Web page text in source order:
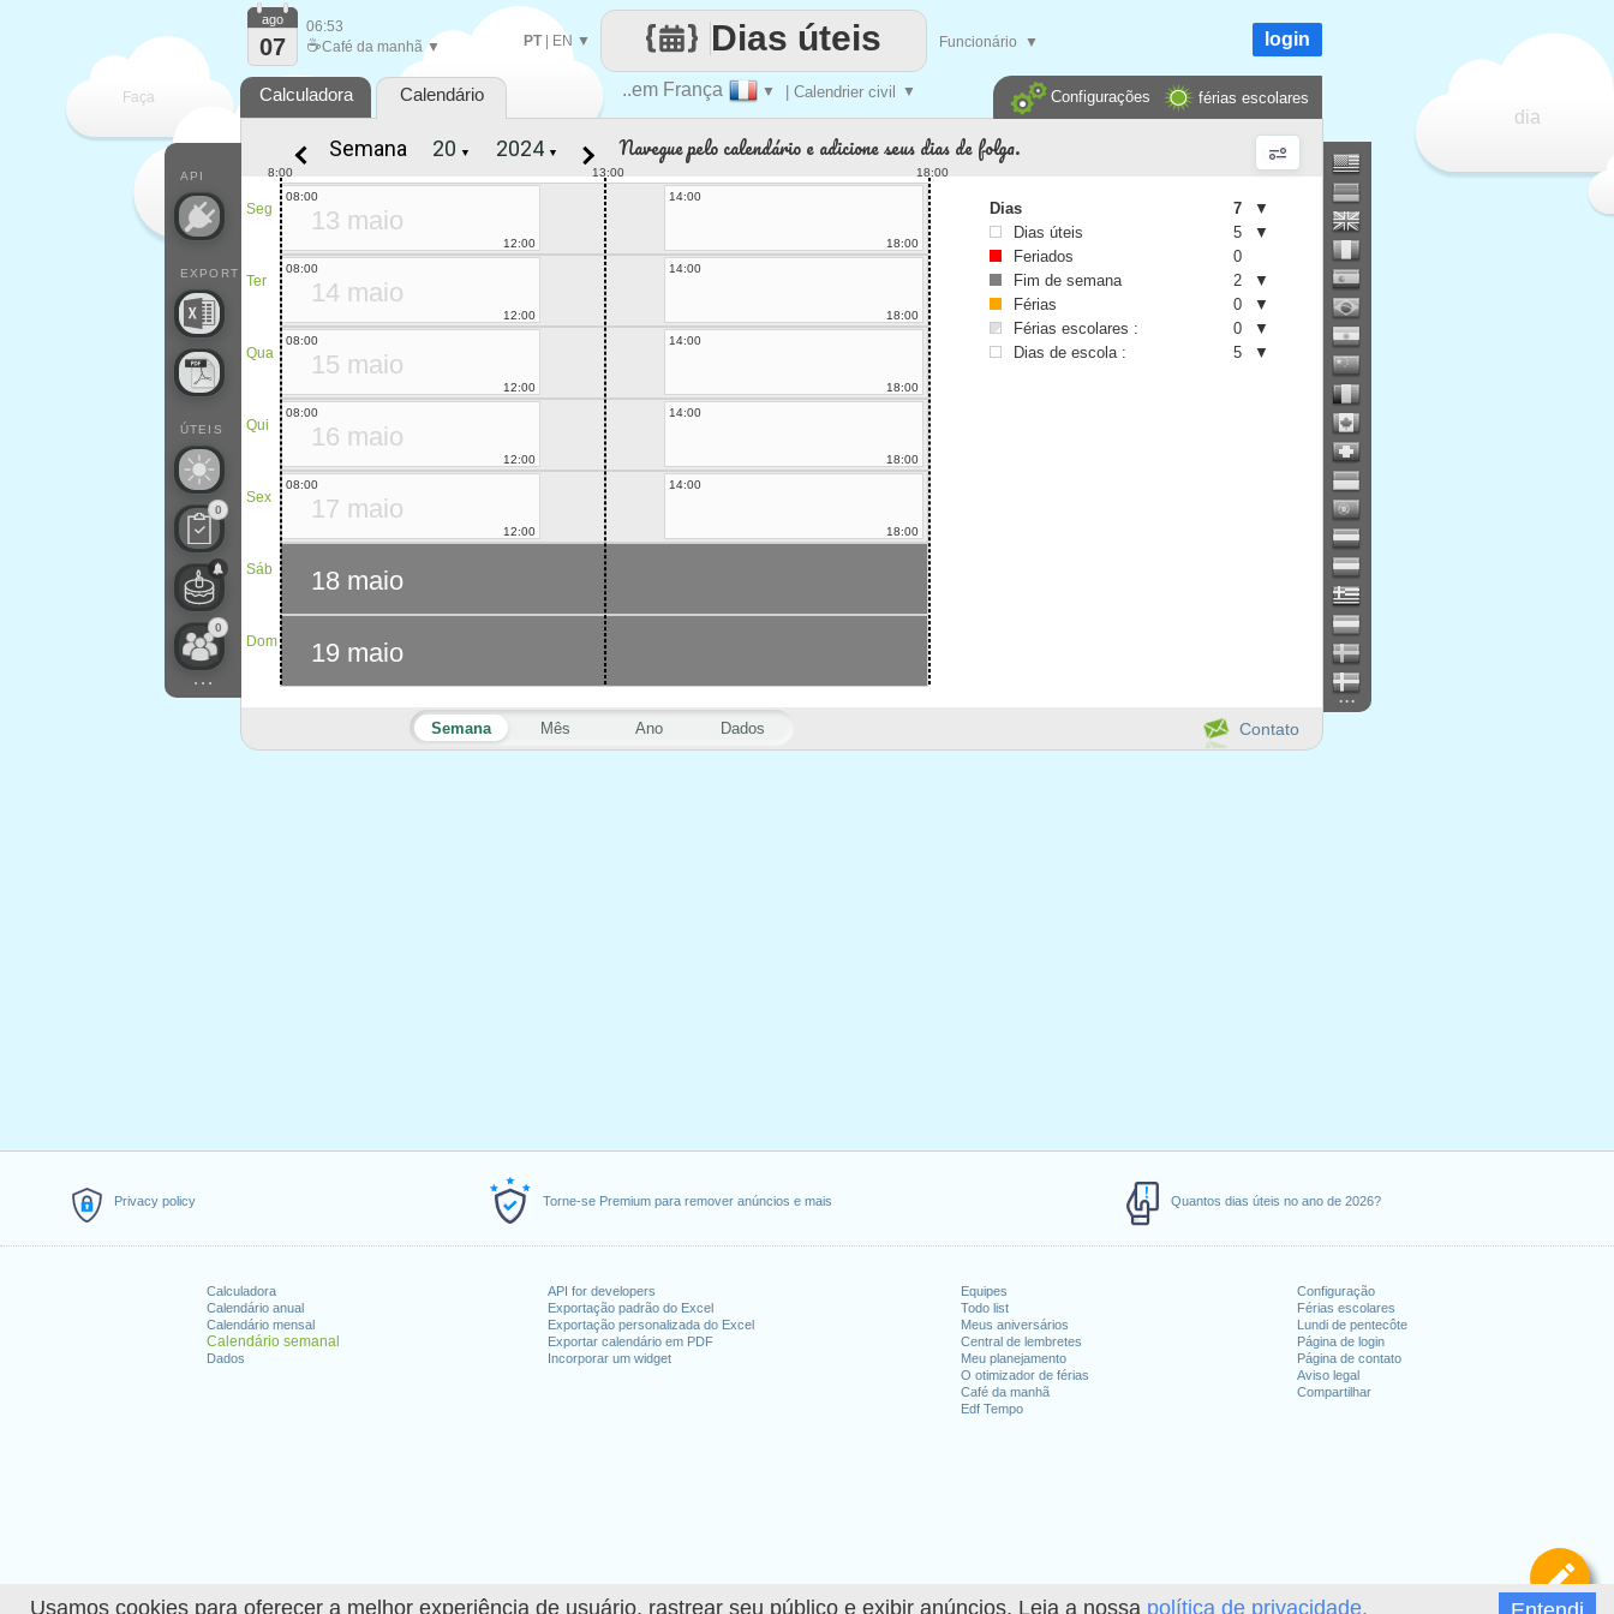
Usamos cookies para oferecer a melhor experiência de usuário, rastrear seu público e exibir anúncios. Leia a nossa política de privacidade.
Privacy policy Torne-se Premium para remover anúncios e mais Quantos dias úteis no ano de 2026?
Calculadora
Calendário anual
Calendário mensal
Calendário semanal
Dados
API for developers
Exportação padrão do Excel
Exportação personalizada do Excel
Exportar calendário em PDF
Incorporar um widget
Equipes
Todo list
Meus aniversários
Central de lembretes
Meu planejamento
O otimizador de férias
Café da manhã
Edf Tempo
Configuração
Férias escolares
Lundi de pentecôte
Página de login
Página de contato
Aviso legal
Compartilhar
Faça
cada
dia
..em França ▼ | Calendrier civil ▼
Dias úteis
PT| EN ▼ Funcionário ▼
API
EXPORT
ÚTEIS
0
0
...
ago
07
06:53
☕Café da manhã ▼ login
Calculadora Calendário férias escolares
Configurações
...
Contato
Semana Mês Ano Dados
Semana ▼ ▼ Navegue pelo calendário e adicione seus dias de folga.
Seg
Ter
Qua
Qui
Sex
Sáb
Dom
13:00
8:00 18:00
13 maio
08:00
12:00
14:00
18:00
14 maio
08:00
12:00
14:00
18:00
15 maio
08:00
12:00
14:00
18:00
16 maio
08:00
12:00
14:00
18:00
17 maio
08:00
12:00
14:00
18:00
18 maio
19 maio
Dias 7
▼
Dias úteis
5
▼
Feriados
0
Fim de semana
2
▼
Férias
0
▼
Férias escolares :
0
▼
Dias de escola :
5 ▼